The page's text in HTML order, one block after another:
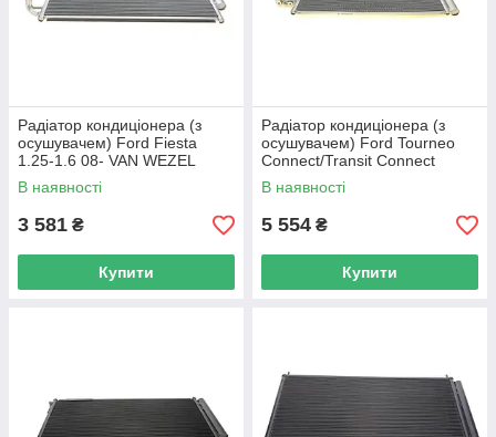
Радіатор кондиціонера (з
осушувачем) Ford Fiesta
1.25-1.6 08- VAN WEZEL
18005439 UA62
В наявності
3 581 ₴
Купити
Радіатор кондиціонера (з
осушувачем) Ford Tourneo
Connect/Transit Connect
1.6EcoBoost 13- NRF 350406
UA62
В наявності
5 554 ₴
Купити